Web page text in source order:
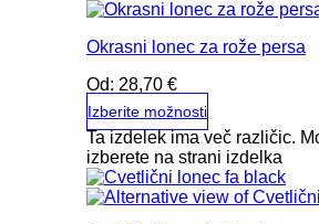
Okrasni lonec za rože persa
Od: 28,70 €
Izberite možnosti
Ta izdelek ima več različic.
izberete na strani izdelka